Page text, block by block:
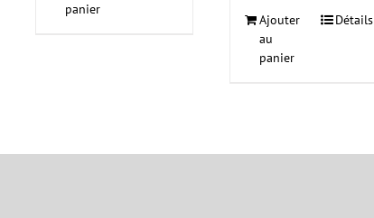
panier
Ajouter
au
panier
Détails